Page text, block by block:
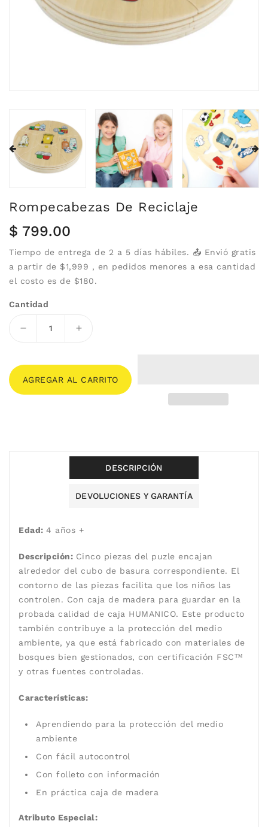
Rompecabezas De Reciclaje
Precio
habitual
$ 799.00
Tiempo de entrega de 2 a 5 días hábiles. 📤 Envió gratis
a partir de $1,999 , en pedidos menores a esa cantidad
el costo es de $180.
Cantidad
Reducir
de
Reciclaje
Aumentar
Rompecabezas
de
Reciclaje
AGREGAR AL CARRITO
DESCRIPCIÓN
DEVOLUCIONES Y GARANTÍA
Edad: 4 años +
Descripción: Cinco piezas del puzle encajan
alrededor del cubo de basura correspondiente. El
contorno de las piezas facilita que los niños las
controlen. Con caja de madera para guardar en la
probada calidad de caja HUMANICO. Este producto
también contribuye a la protección del medio
ambiente, ya que está fabricado con materiales de
bosques bien gestionados, con certificación FSC™
y otras fuentes controladas.
Características:
Aprendiendo para la protección del medio
ambiente
Con fácil autocontrol
Con folleto con información
En práctica caja de madera
Atributo Especial: